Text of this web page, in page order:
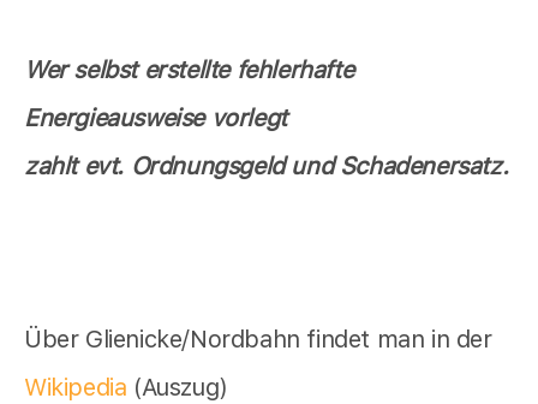
Wer selbst erstellte fehlerhafte
Energieausweise vorlegt
zahlt evt. Ordnungsgeld und Schadenersatz.
Über Glienicke/Nordbahn findet man in der
Wikipedia (Auszug)